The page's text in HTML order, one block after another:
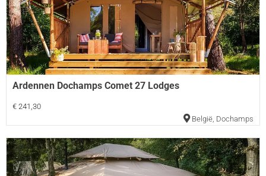
Ardennen Dochamps Comet 27 Lodges
€ 241,30
België Dochamps